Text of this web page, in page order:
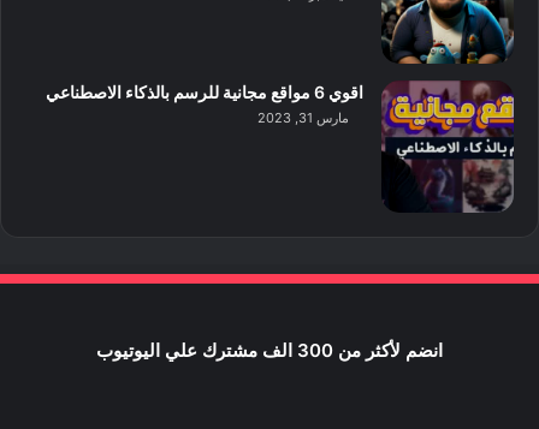
اقوي 6 مواقع مجانية للرسم بالذكاء الاصطناعي
مارس 31, 2023
انضم لأكثر من 300 الف مشترك علي اليوتيوب